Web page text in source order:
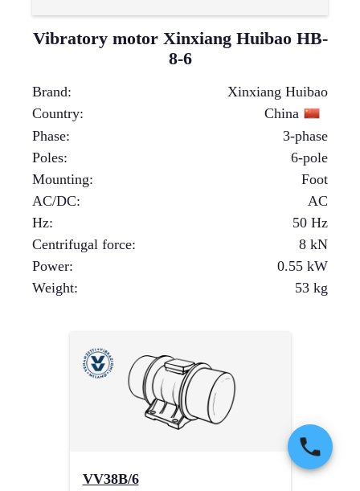
Vibratory motor Xinxiang Huibao HB-
8-6
Brand:
Xinxiang Huibao
Country:
China
Phase:
3-phase
Poles:
6-pole
Mounting:
Foot
AC/DC:
AC
Hz:
50 Hz
Centrifugal force: 8 kN
Power: 0.55 kW
Weight: 53 kg
VV38B/6